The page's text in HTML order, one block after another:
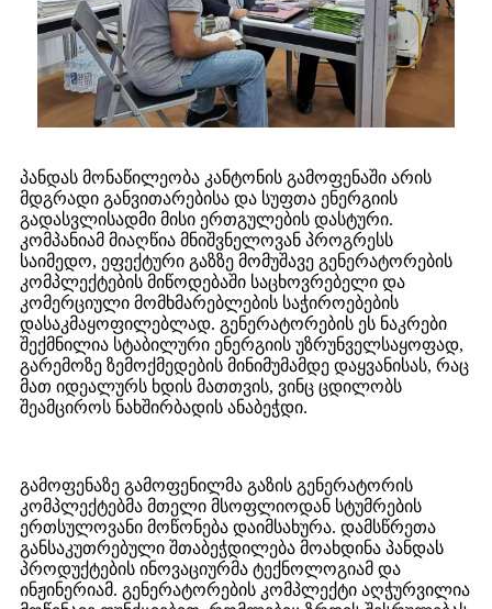
პანდას მონაწილეობა კანტონის გამოფენაში არის
მდგრადი განვითარებისა და სუფთა ენერგიის
გადასვლისადმი მისი ერთგულების დასტური.
კომპანიამ მიაღწია მნიშვნელოვან პროგრესს
საიმედო, ეფექტური გაზზე მომუშავე გენერატორების
კომპლექტების მიწოდებაში საცხოვრებელი და
კომერციული მომხმარებლების საჭიროებების
დასაკმაყოფილებლად. გენერატორების ეს ნაკრები
შექმნილია სტაბილური ენერგიის უზრუნველსაყოფად,
გარემოზე ზემოქმედების მინიმუმამდე დაყვანისას, რაც
მათ იდეალურს ხდის მათთვის, ვინც ცდილობს
შეამციროს ნახშირბადის ანაბეჭდი.
გამოფენაზე გამოფენილმა გაზის გენერატორის
კომპლექტებმა მთელი მსოფლიოდან სტუმრების
ერთსულოვანი მოწონება დაიმსახურა. დამსწრეთა
განსაკუთრებული შთაბეჭდილება მოახდინა პანდას
პროდუქტების ინოვაციურმა ტექნოლოგიამ და
ინჟინერიამ. გენერატორების კომპლექტი აღჭურვილია